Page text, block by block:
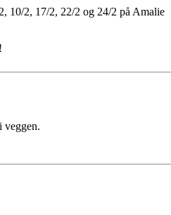
10/2, 17/2, 22/2 og 24/2 på Amalie
veggen.